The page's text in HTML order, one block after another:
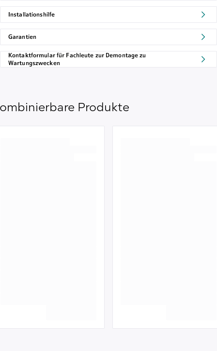
Installationshilfe
Garantien
Kontaktformular für Fachleute zur Demontage zu
Wartungszwecken
Produkte